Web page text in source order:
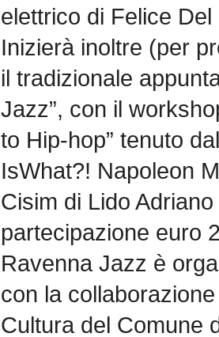
elettrico di Felice Del
Inizierà inoltre (per
il tradizionale
Jazz”, con il
to Hip-hop” tenuto
IsWhat?! Napoleon
Cisim di Lido
partecipazione euro
Ravenna Jazz è
con la
Cultura del Comune